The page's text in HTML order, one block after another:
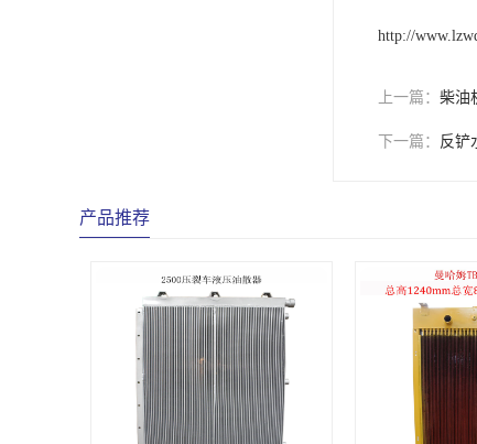
http://
上一篇： 柴油
下一篇： 反铲
产品推荐